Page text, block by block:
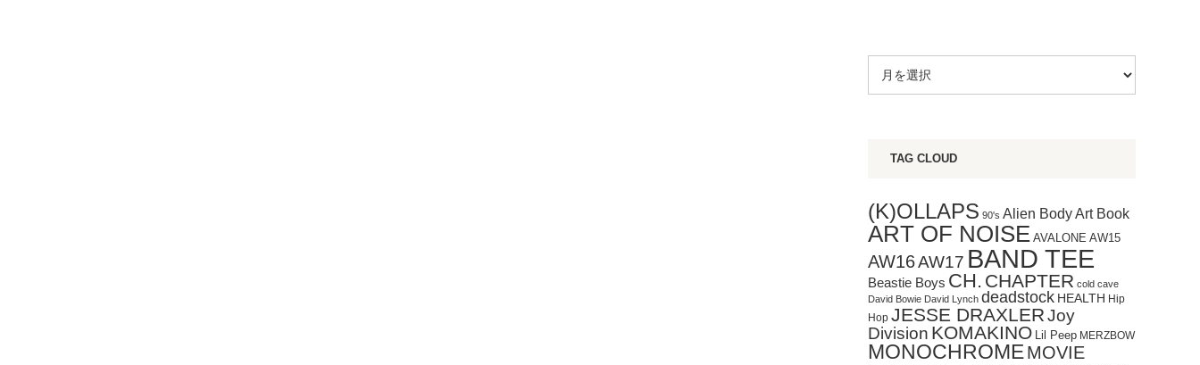
TAG CLOUD
(K)OLLAPS 90's Alien BodyArt Book
ART OF NOISE AVALONE AW15
AW16AW17 BAND TEE
Beastie Boys CH. CHAPTER cold cave
David Bowie David Lynch deadstock HEALTH Hip
Hop JESSE DRAXLERJoy
Division KOMAKINO Lil Peep MERZBOW
MONOCHROMEMOVIE